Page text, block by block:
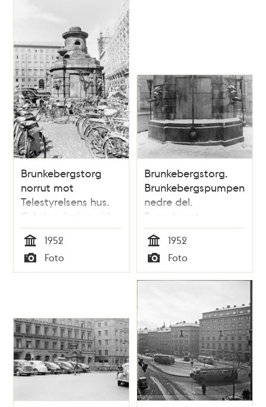
Brunkebergstorg
norrut mot
Telestyrelsens hus.
Cykelparkering vid
Brunkebergspumpen.
Pumphuset
flyttades till
Stortorget 1953
Tid
1952
Typ
Foto
Brunkebergstorg.
Brunkebergspumpens
nedre del.
Pumphuset
flyttades till
Stortorget 1953
Tid
1952
Typ
Foto